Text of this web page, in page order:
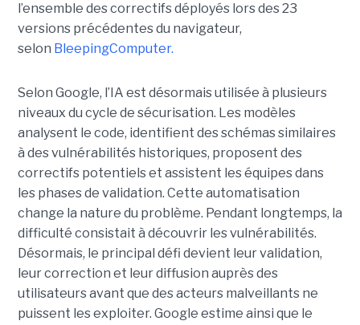
l’ensemble des correctifs déployés lors des 23
versions précédentes du navigateur,
selon BleepingComputer.
Selon Google, l’IA est désormais utilisée à plusieurs
niveaux du cycle de sécurisation. Les modèles
analysent le code, identifient des schémas similaires
à des vulnérabilités historiques, proposent des
correctifs potentiels et assistent les équipes dans
les phases de validation. Cette automatisation
change la nature du problème. Pendant longtemps, la
difficulté consistait à découvrir les vulnérabilités.
Désormais, le principal défi devient leur validation,
leur correction et leur diffusion auprès des
utilisateurs avant que des acteurs malveillants ne
puissent les exploiter. Google estime ainsi que le